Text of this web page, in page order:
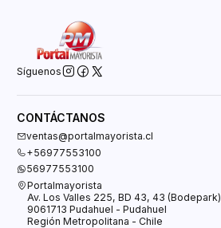
Síguenos
CONTÁCTANOS
ventas@portalmayorista.cl
+56977553100
56977553100
Portalmayorista
Av. Los Valles 225, BD 43, 43 (Bodepark)
9061713 Pudahuel - Pudahuel
Región Metropolitana - Chile